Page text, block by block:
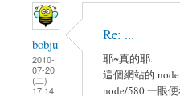
bobju
2010-
07-20
(二)
17:14
Re: ...
耶~真的耶.
這個網站的
node/580 一眼